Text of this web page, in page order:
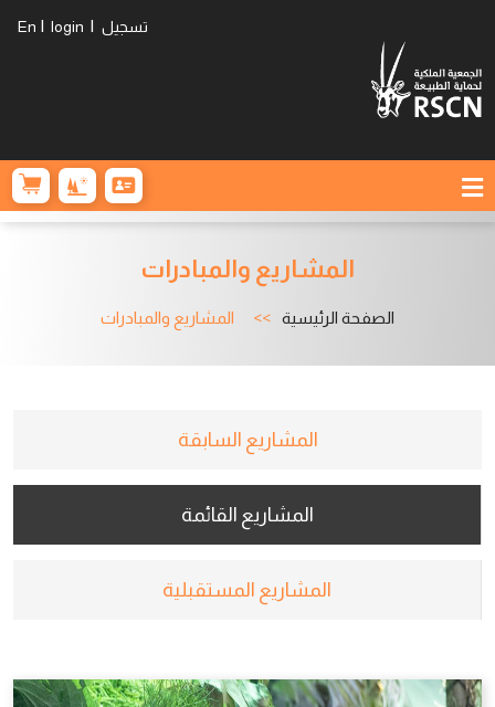
تسجيل |
login
|
En
المشاريع والمبادرات
الصفحة الرئيسية المشاريع والمبادرات
المشاريع السابقة
المشاريع القائمة
المشاريع المستقبلية